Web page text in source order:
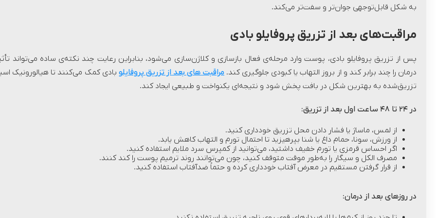
به شکل قابل‌توجهی جوان‌تر و سفت‌تر می‌کند.
مراقبت‌های بعد از تزریق پروفایلو بادی
پس از تزریق پروفایلو بادی، پوست وارد مرحله‌ی فعال بازسازی و کلاژن‌سازی می‌شود، بنابراین رعایت چند نکته‌ی ساده می‌تواند
درمان را چند برابر کند و از بروز التهاب یا کبودی جلوگیری کند. مراقبت های بعد از تزریق پروفایلو بادی کمک می‌کنند تا هیالورونیک
تزریق‌شده به بهترین شکل در بافت پخش شود و نتیجه‌ای یکنواخت و طبیعی ایجاد کند.
در ۲۴ تا ۴۸ ساعت اول بعد از تزریق:
از لمس، ماساژ یا فشار دادن محل تزریق خودداری کنید.
از ورزش، سونا، حمام داغ یا شنا بپرهیزید تا احتمال تورم و التهاب کاهش یابد.
اگر احساس قرمزی یا تورم خفیف داشتید، می‌توانید از کمپرس سرد ملایم استفاده کنید.
مصرف الکل و سیگار را به‌طور موقت متوقف کنید، چون می‌توانند روند ترمیم پوست را کند کنند.
از قرار گرفتن مستقیم در معرض آفتاب خودداری کرده و حتماً ضدآفتاب استفاده کنید.
در روزهای بعد از درمان: